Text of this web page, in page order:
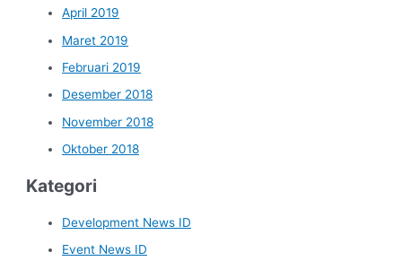
April 2019
Maret 2019
Februari 2019
Desember 2018
November 2018
Oktober 2018
Kategori
Development News ID
Event News ID